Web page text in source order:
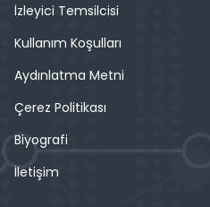
İzleyici Temsilcisi
Kullanım Koşulları
Aydınlatma Metni
Çerez Politikası
Biyografi
İletişim